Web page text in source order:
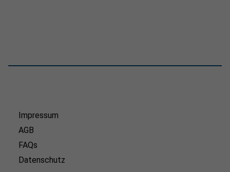
Impressum
AGB
FAQs
Datenschutz